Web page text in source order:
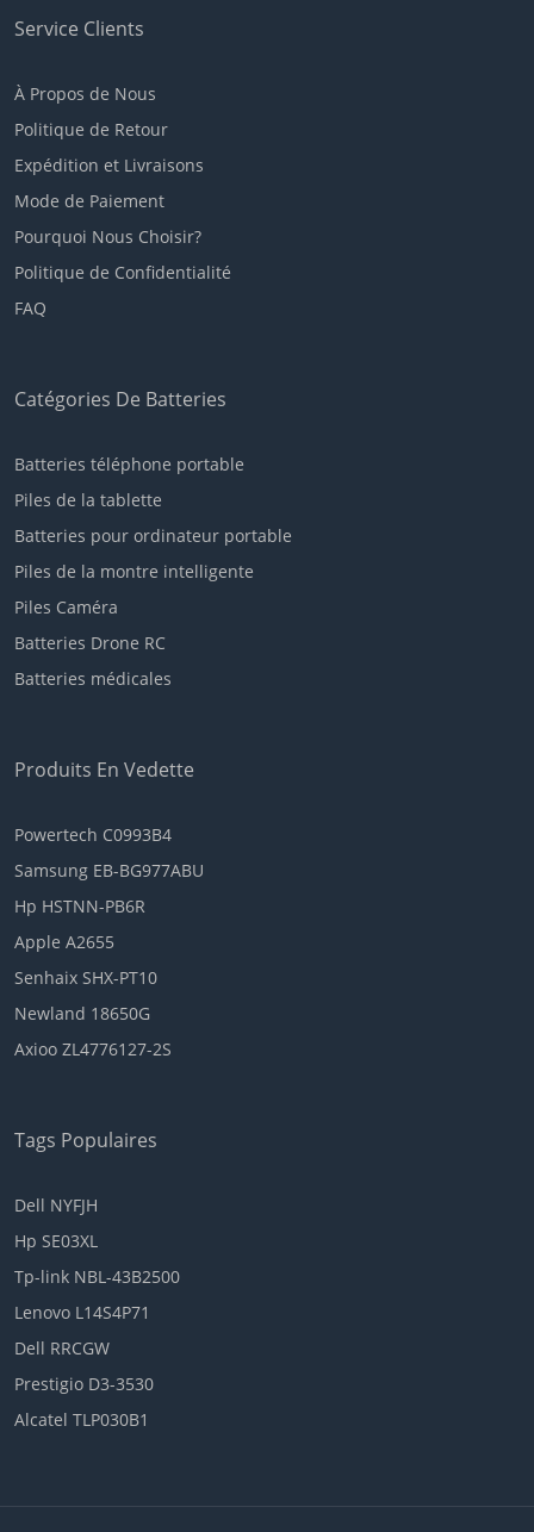
Service Clients
À Propos de Nous
Politique de Retour
Expédition et Livraisons
Mode de Paiement
Pourquoi Nous Choisir?
Politique de Confidentialité
FAQ
Catégories De Batteries
Batteries téléphone portable
Piles de la tablette
Batteries pour ordinateur portable
Piles de la montre intelligente
Piles Caméra
Batteries Drone RC
Batteries médicales
Produits En Vedette
Powertech C0993B4
Samsung EB-BG977ABU
Hp HSTNN-PB6R
Apple A2655
Senhaix SHX-PT10
Newland 18650G
Axioo ZL4776127-2S
Tags Populaires
Dell NYFJH
Hp SE03XL
Tp-link NBL-43B2500
Lenovo L14S4P71
Dell RRCGW
Prestigio D3-3530
Alcatel TLP030B1